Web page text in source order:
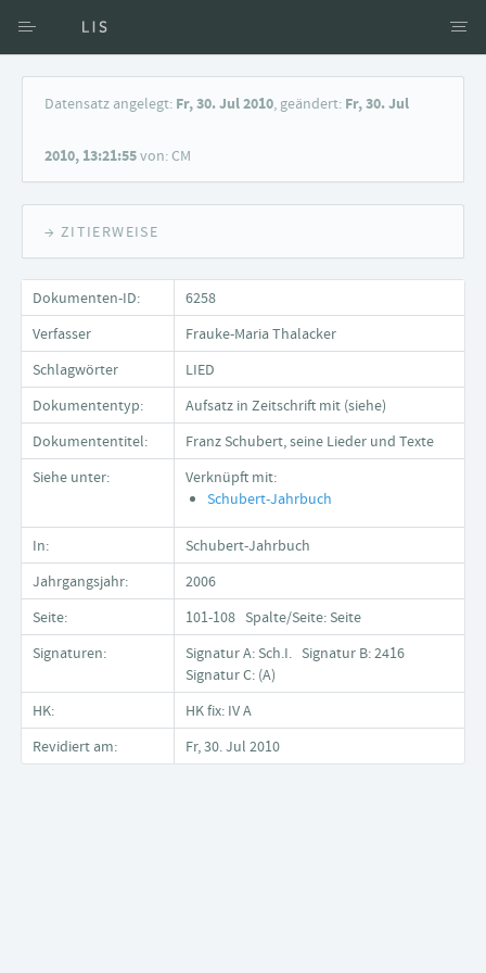
Zugang über Verfasser
Suche nach Schlagwort
Datensatz angelegt: Fr, 30. Jul 2010, geändert: Fr, 30. Jul
2010, 13:21:55von: CM
→ ZITIERWEISE
Dokumenten-ID:
6258
Verfasser
Frauke-Maria Thalacker
Schlagwörter
LIED
Dokumententyp:
Aufsatz in Zeitschrift mit (siehe)
Dokumententitel:
Franz Schubert, seine Lieder und Texte
Siehe unter:
Verknüpft mit:
Schubert-Jahrbuch
In:
Schubert-Jahrbuch
Jahrgangsjahr:
2006
Seite:
101-108 Spalte/Seite: Seite
Signaturen:
Signatur A: Sch.I. Signatur B: 2416
Signatur C: (A)
HK:
HK fix: IV A
Revidiert am:
Fr, 30. Jul 2010